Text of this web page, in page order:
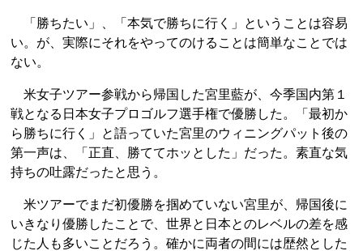
「勝ちたい」、「本気で勝ちに行く」ということは容易
い。が、実際にそれをやってのけることは簡単なことでは
ない。
米女子ツアー参戦から帰国した宮里藍が、今季国内第１
戦となる日本女子プロゴルフ選手権で優勝した。「最初か
ら勝ちに行く」と語っていた宮里のウィニングパット後の
第一声は、「正直、勝ててホッとした」だった。素直な気
持ちの吐露だったと思う。
米ツアーでまだ初優勝を掴めていない宮里が、帰国後に
いきなり優勝したことで、世界と日本とのレベルの差を感
じた人も多いことだろう。確かに両者の間には歴然とした